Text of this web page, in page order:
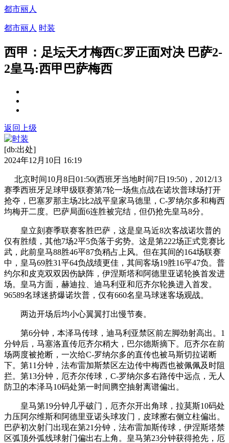
都市丽人
都市丽人 时装
西甲：足坛天才梅西C罗正面对决 巴萨2-
2皇马:西甲巴萨梅西
返回上级
[db:出处]
2024年12月10日 16:19
北京时间10月8日01:50(西班牙当地时间7日19:50)，2012/13
赛季西班牙足球甲级联赛第7轮一场焦点战在诺坎普球场打开
抢夺，巴塞罗那主场2比2战平皇家马德里，C-罗纳尔多和梅西
均梅开二度。巴萨局面6连胜被完结，但仍抢先皇马8分。
皇立刻赛季联赛客胜巴萨，这是皇马近8次客战诺坎普的
仅有胜绩，其他7场2平5负落于劣势。这是第222场正式竞赛比
武，此前皇马88胜46平87负稍占上风。但在其间的164场联赛
中，皇马69胜31平64负战绩更佳，其间客场19胜16平47负。普
约尔和皮克双双因伤缺阵，伊涅斯塔和阿德里亚诺轮换首发进
场。皇马方面，赫迪拉、迪马利亚和厄齐尔轮换进入首发。
96589名球迷挤爆诺坎普，仅有660名皇马球迷客场观战。
两边开场后均小心翼翼打出慢节奏。
第6分钟，本泽马传球，迪马利亚禁区前左脚劲射高出。1
分钟后，马塞洛直传厄齐尔稍大，巴尔德斯摘下。厄齐尔在前
场两度被抢断，一次给C-罗纳尔多的直传也被马斯切拉诺断
下。第11分钟，法布雷加斯禁区左边传中梅西也被佩佩及时阻
拦。第13分钟，厄齐尔传球，C-罗纳尔多右路传中远点，无人
防卫的本泽马10码处第一时间腾空抽射离谱偏出。
皇马第19分钟几乎破门，厄齐尔开出角球，拉莫斯10码处
力压阿尔维斯和阿德里亚诺头球攻门，皮球擦右侧立柱偏出。
巴萨初次射门出现在第21分钟，法布雷加斯传球，伊涅斯塔禁
区弧顶外弧线球射门偏出右上角。皇马第23分钟获得抢先，厄